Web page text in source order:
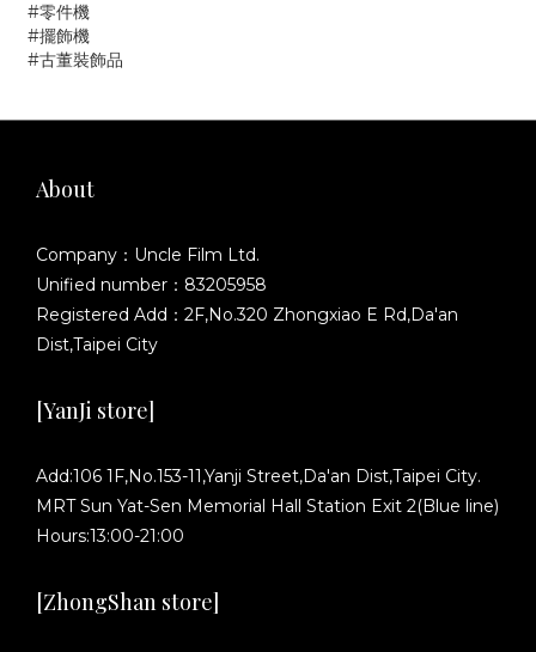
#零件機
#擺飾機
#古董裝飾品
About
Company：Uncle Film Ltd.
Unified number：83205958
Registered Add：2F,No.320 Zhongxiao E Rd,Da'an
Dist,Taipei City
[YanJi store]
Add:106 1F,No.153-11,Yanji Street,Da'an Dist,Taipei City.
MRT Sun Yat-Sen Memorial Hall Station Exit 2(Blue line)
Hours:13:00-21:00
[ZhongShan store]